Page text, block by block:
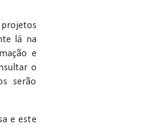
projetos
lá na
e
o
serão
e este